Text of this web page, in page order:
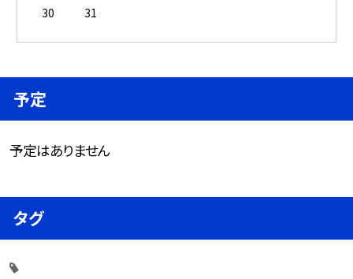
30
31
予定
予定はありません
タグ